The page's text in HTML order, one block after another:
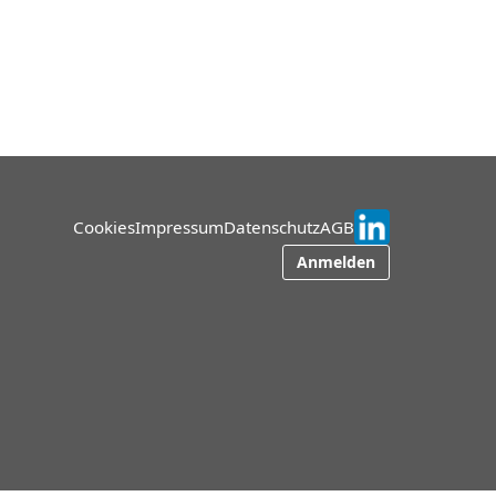
CookiesImpressumDatenschutzAGB
Anmelden